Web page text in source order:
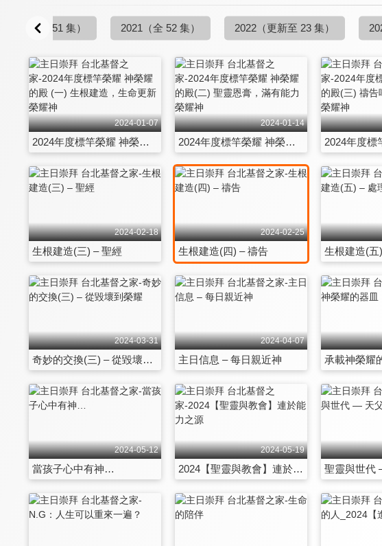
（更新至 51 集） 2021 （全 52 集） 2022 （更新至 23 集）
2024-01-07
2024年度標竿榮耀 神榮耀的殿 (一) 生根建造，生命更新榮耀神
2024-01-14
2024年度標竿榮耀 神榮耀的殿(二) 聖靈恩膏，滿有能力榮耀神
2024-02-18
生根建造(三) – 聖經
2024-02-25
生根建造(四) – 禱告 生根建造(五
2024-03-31
奇妙的交換(三) – 從毀壞到榮耀
2024-04-07
主日信息 – 每日親近神 承載神榮耀
2024-05-12
當孩子心中有神…
2024-05-19
2024【聖靈與教會】連於能力之源